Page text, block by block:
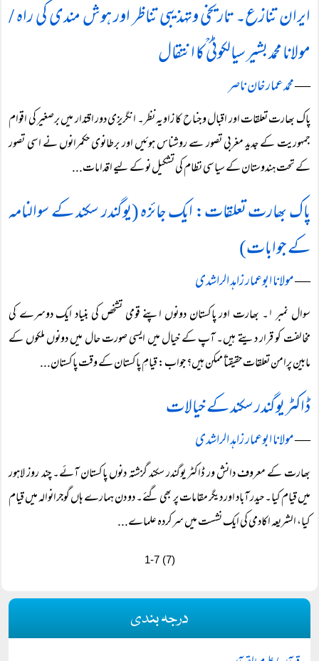
ایران تنازع۔ تاریخی وتہذیبی تناظر اور ہوش مندی کی راہ /
مولانا محمد بشیر سیالکوٹی ؒ کا انتقال
―محمد عمار خان ناصر
پاک بھارت تعلقات اور اقبال و جناح کا زاویہ نظر۔ انگریزی دور اقتدار میں برصغیر کی اقوام
جمہوریت کے جدید مغربی تصور سے روشناس ہوئیں اور برطانوی حکمرانوں نے اسی تصور
کے تحت ہندوستان کے سیاسی نظام کی تشکیل نو کے لیے اقدامات...
پاک بھارت تعلقات: ایک جائزہ (یوگندر سکند کے سوالنامہ
کے جوابات)
―مولانا ابوعمار زاہد الراشدی
سوال نمبر ۱۔ بھارت اور پاکستان دونوں اپنے قومی تشخص کی بنیاد ایک دوسرے کی
مخالفت کو قرار دیتے ہیں۔ آپ کے خیال میں ایسی صورت حال میں دونوں ملکوں کے
مابین پرامن تعلقات حقیقتاً ممکن ہیں؟ جواب: قیامِ پاکستان کے وقت پاکستان...
ڈاکٹر یوگندر سکند کے خیالات
―مولانا ابوعمار زاہد الراشدی
بھارت کے معروف دانش ور ڈاکٹر یوگندر سکند گزشتہ دنوں پاکستان آئے۔ چند روز لاہور
میں قیام کیا۔ حیدر آباد اور دیگر مقامات پر بھی گئے۔ دو دن ہمارے ہاں گوجرانوالہ میں قیام
کیا، الشریعہ اکادمی کی ایک نشست میں سرکردہ علماے...
1-7 (7)
درجہ بندی